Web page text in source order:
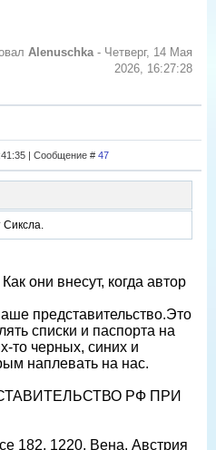
Alenuschka - Четверг, 14 Мая
2026, 16:27:28
| Сообщение # 47
Сиксла.
они внесут, когда автор
представительство.Это
списки и паспорта на
то черных, синих и
наплевать на нас.
РФ ПРИ
182, 1220, Вена, Австрия